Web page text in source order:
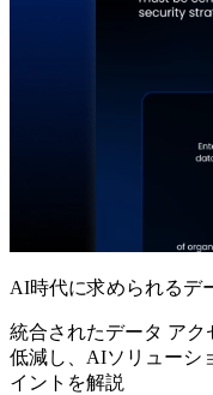
AI時代に求められるデ
統合されたデータ ア
低減し、AIソリューシ
イントを解説